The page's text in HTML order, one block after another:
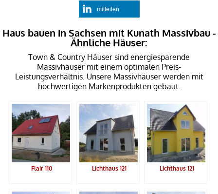
mitteilen
Haus bauen in Sachsen mit Kunath Massivbau -
Ähnliche Häuser:
Town & Country Häuser sind energiesparende
Massivhäuser mit einem optimalen Preis-
Leistungsverhältnis. Unsere Massivhäuser werden mit
hochwertigen Markenprodukten gebaut.
Flair 110 Lichthaus 121 Lichthaus 121